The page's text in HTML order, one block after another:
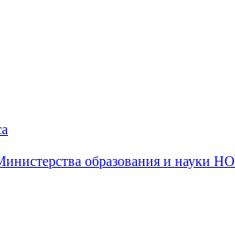
образования и науки НО